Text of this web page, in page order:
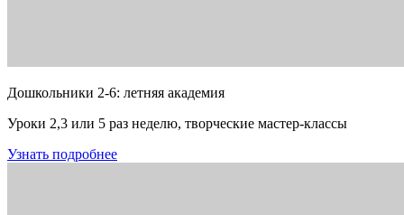
Дошкольники 2-6: летняя академия
Уроки 2,3 или 5 раз неделю, творческие мастер-классы
Узнать подробнее